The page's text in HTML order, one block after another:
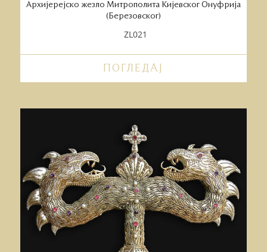
Архијерејско жезло Митрополита Кијевског Онуфрија
(Березовског)
ZL021
ПОГЛЕДАЈ